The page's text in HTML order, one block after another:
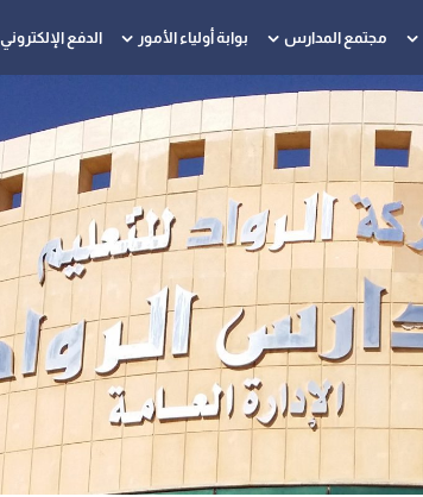
مجتمع المدارس بوابة أولياء الأمور الدفع الإلكتروني